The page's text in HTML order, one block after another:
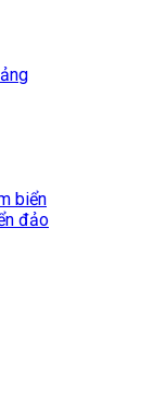
biển
đảo